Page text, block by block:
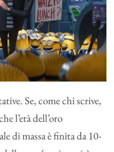
Se, come chi scrive,
l’età dell’oro
di massa è finita da 10-